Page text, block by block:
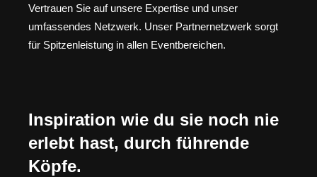
Vertrauen Sie auf unsere Expertise und unser
umfassendes Netzwerk. Unser Partnernetzwerk sorgt
für Spitzenleistung in allen Eventbereichen.
Inspiration wie du sie noch nie
erlebt hast, durch führende
Köpfe.